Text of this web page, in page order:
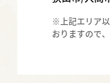
※上記エリア
おりますので